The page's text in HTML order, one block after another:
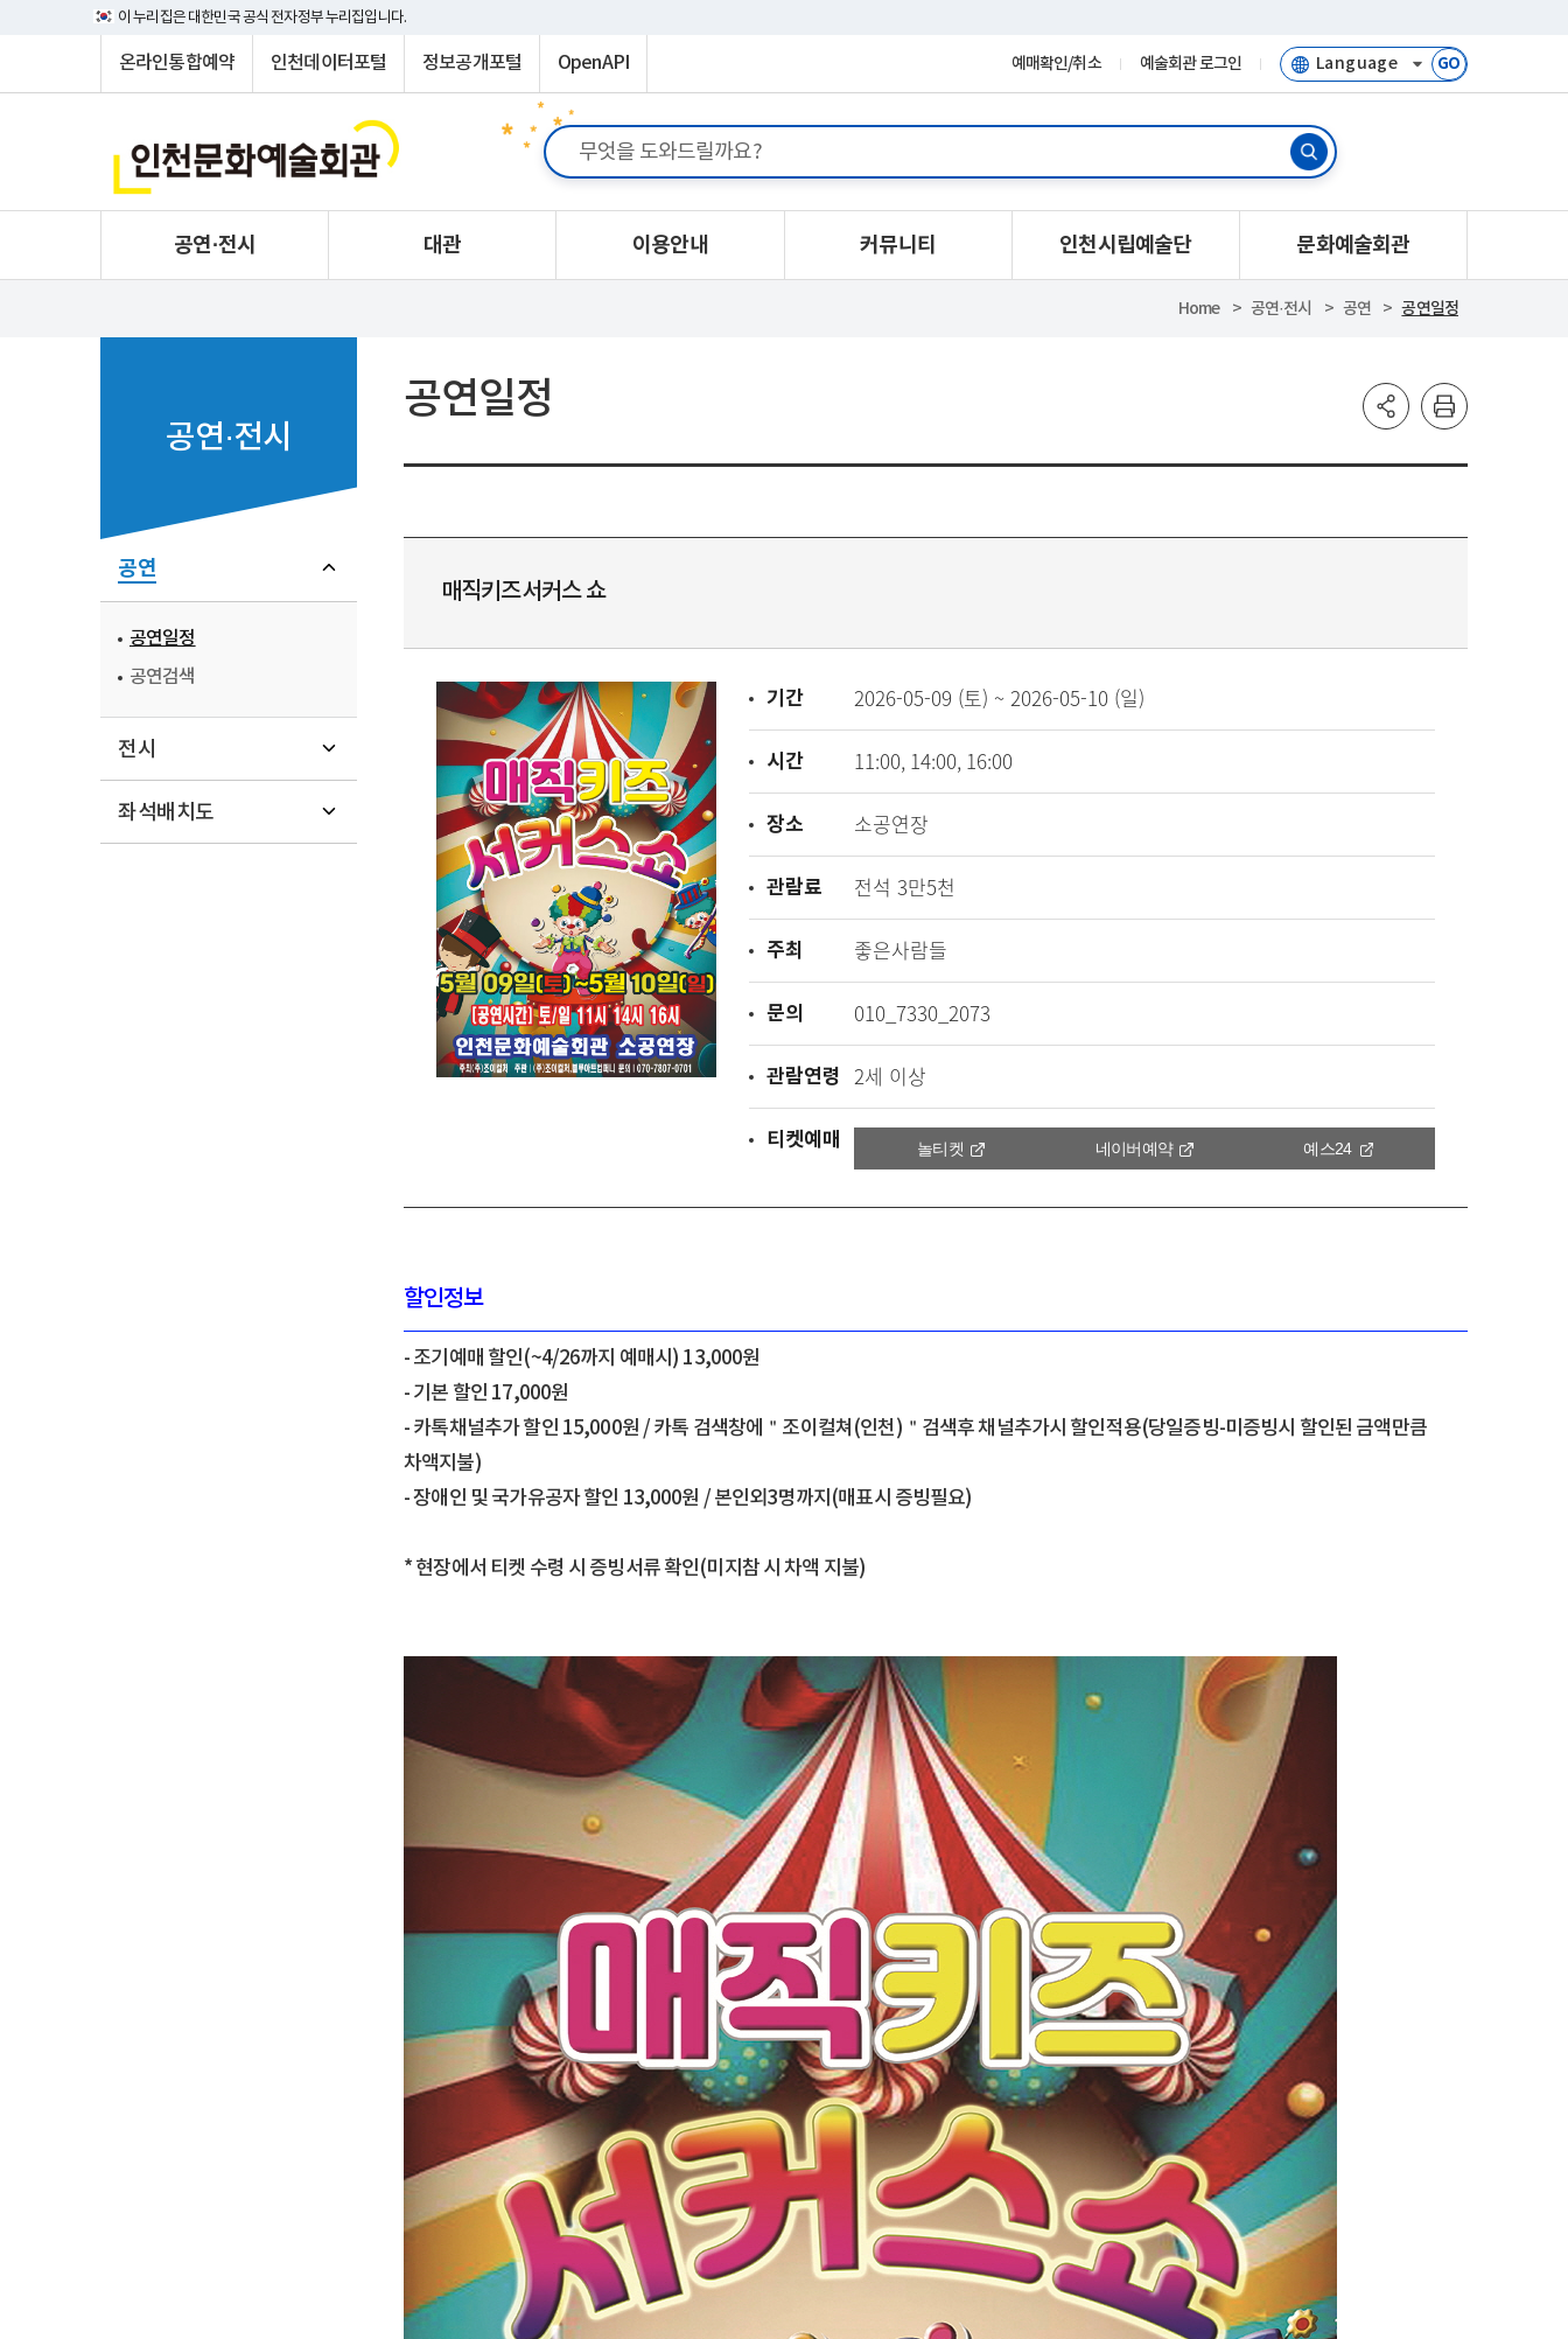
이 누리집은 대한민국 공식 전자정부 누리집입니다.
온라인통합예약 인천데이터포털 정보공개포털 OpenAPI 예매확인/취소 예술회관 로그인 GO
공연·전시 대관 이용안내 커뮤니티 인천시립예술단 문화예술회관
Home 공연·전시 공연 공연일정
공연·전시
공연
공연일정
공연검색
전시
좌석배치도
공연일정
매직키즈서커스 쇼
기간 2026-05-09 (토) ~ 2026-05-10 (일)
시간 11:00, 14:00, 16:00
장소 소공연장
관람료 전석 3만5천
주최 좋은사람들
문의 010_7330_2073
관람연령 2세 이상
티켓예매 놀티켓 네이버예약 예스24
할인정보
- 조기예매 할인(~4/26까지 예매시) 13,000원
- 기본 할인 17,000원
- 카톡채널추가 할인 15,000원 / 카톡 검색창에＂조이컬쳐(인천)＂검색후 채널추가시 할인적용(당일증빙-미증빙시 할인된 금액만큼
차액지불)
- 장애인 및 국가유공자 할인 13,000원 / 본인외3명까지(매표시 증빙필요)
* 현장에서 티켓 수령 시 증빙서류 확인(미지참 시 차액 지불)